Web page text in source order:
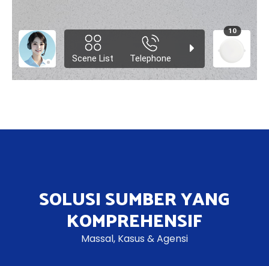
SOLUSI SUMBER YANG
KOMPREHENSIF
Massal, Kasus & Agensi